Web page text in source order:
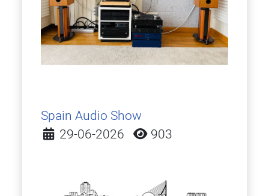
Spain Audio Show
Detalles
29-06-2026 903